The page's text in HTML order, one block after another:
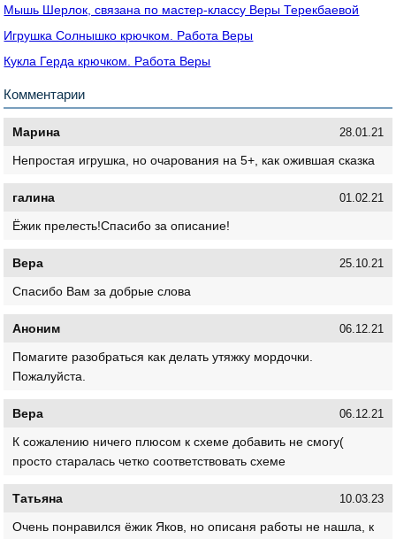
Мышь Шерлок, связана по мастер-классу Веры Терекбаевой
Игрушка Солнышко крючком. Работа Веры
Кукла Герда крючком. Работа Веры
Комментарии
Марина 28.01.21
Непростая игрушка, но очарования на 5+, как ожившая сказка
галина 01.02.21
Ёжик прелесть!Спасибо за описание!
Вера 25.10.21
Спасибо Вам за добрые слова
Аноним 06.12.21
Помагите разобраться как делать утяжку мордочки.
Пожалуйста.
Вера 06.12.21
К сожалению ничего плюсом к схеме добавить не смогу(
просто старалась четко соответствовать схеме
Татьяна 10.03.23
Очень понравился ёжик Яков, но описаня работы не нашла, к